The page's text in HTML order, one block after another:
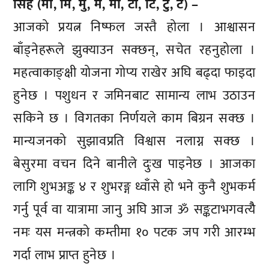
आजको प्रयत्न निष्फल जस्तै होला । आश्वासन
बाँड्नेहरूले झुक्याउन सक्छन्, सचेत रहनुहोला ।
महत्वाकाङ्क्षी योजना गोप्य राखेर अघि बढ्दा फाइदा
हुनेछ । पशुधन र जमिनबाट सामान्य लाभ उठाउन
सकिने छ । विगतका निर्णयले काम बिग्रन सक्छ ।
मान्यजनको सुझावप्रति विश्वास नलाग्न सक्छ ।
बेसुरमा वचन दिने बानीले दुःख पाइनेछ । आजका
लागि शुभअङ्क ४ र शुभरङ्ग ध्वाँसे हो भने कुनै शुभकर्म
गर्नु पूर्व वा यात्रामा जानु अघि आज ॐ सङ्कटाभगवत्यैै
नमः यस मन्त्रको कम्तीमा १० पटक जप गरी आरम्भ
गर्दा लाभ प्राप्त हुनेछ ।